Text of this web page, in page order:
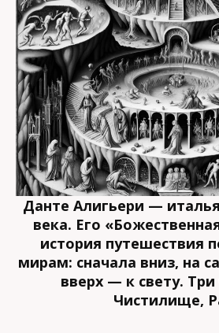
Данте Алигьери —
века. Его
история путешествия
мирам: сначала вниз, на
вверх — к свету. Три
Чистилище,